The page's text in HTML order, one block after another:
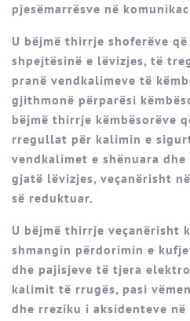
pjesëmarrësve në
U bëjmë thirrje shoferëve
shpejtësinë e lëvizjes, të
pranë vendkalimeve të
gjithmonë përparësi
bëjmë thirrje këmbësorëve
rregullat për kalimin e
vendkalimet e shënuara
gjatë lëvizjes, veçanërisht
së reduktuar.
U bëjmë thirrje veçanërisht
shmangin përdorimin e
dhe pajisjeve të tjera
kalimit të rrugës, pasi
dhe rreziku i aksidenteve